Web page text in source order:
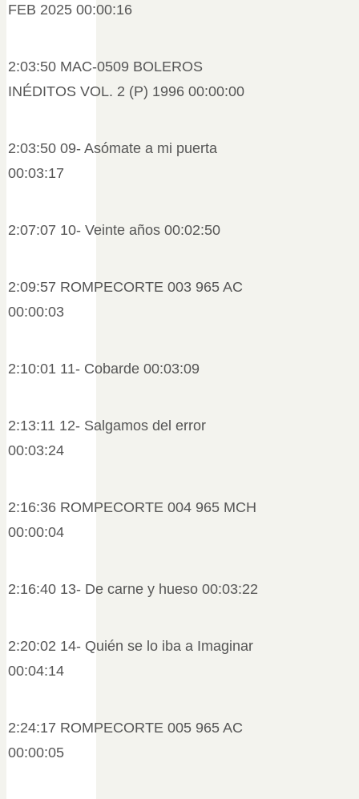
FEB 2025 00:00:16
2:03:50 MAC-0509 BOLEROS
INÉDITOS VOL. 2 (P) 1996 00:00:00
2:03:50 09- Asómate a mi puerta
00:03:17
2:07:07 10- Veinte años 00:02:50
2:09:57 ROMPECORTE 003 965 AC
00:00:03
2:10:01 11- Cobarde 00:03:09
2:13:11 12- Salgamos del error
00:03:24
2:16:36 ROMPECORTE 004 965 MCH
00:00:04
2:16:40 13- De carne y hueso 00:03:22
2:20:02 14- Quién se lo iba a Imaginar
00:04:14
2:24:17 ROMPECORTE 005 965 AC
00:00:05